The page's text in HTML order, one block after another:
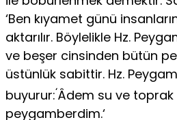
‘Ben kıyamet günü
aktarılır. Böylelikle Hz.
ve beşer cinsinden bütün
üstünlük sabittir. Hz.
buyurur:‘Âdem su ve toprak
peygamberdim.‘